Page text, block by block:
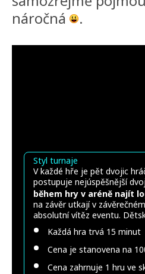
náročná
.
Styl turnaje
V každé hře je pět dvojic
postupuje nejúspěšnější
během hry v aréně najít
na závěr utkají v
absolutní vítěz eventu.
Každá hra trvá 15 minut
Cena je stanovena na
Cena zahrnuje 1 hru ve